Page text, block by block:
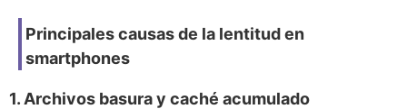
Principales causas de la lentitud en
smartphones
1. Archivos basura y caché acumulado